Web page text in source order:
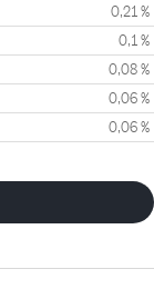
0,21 %
0,1 %
0,08 %
0,06 %
0,06 %